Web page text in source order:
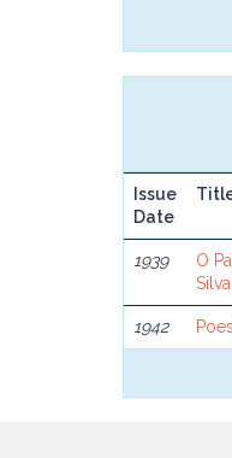
Issue
Date
1939
O
1942